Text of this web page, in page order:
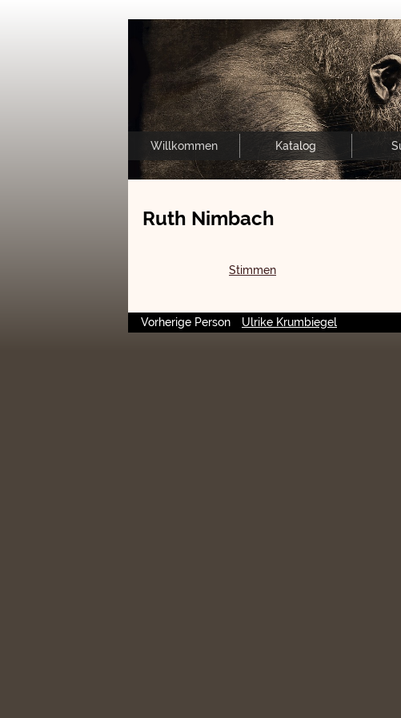
Willkommen Katalog
Ruth Nimbach
Stimmen
Vorherige Person Ulrike Krumbiegel